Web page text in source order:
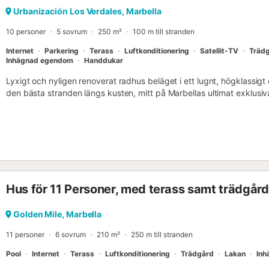
Urbanización Los Verdales, Marbella
10 personer 5 sovrum 250 m² 100 m till stranden
Internet Parkering Terass Luftkonditionering Satellit-TV
Inhägnad egendom
Handdukar
Lyxigt och nyligen renoverat radhus beläget i ett lugnt,
den bästa stranden längs kusten, mitt på Marbellas ultimat
stormarknader och några utmärkta restauranger finns inom
respekt för våra grannar är Casa Isa inte lämpligt för svensexor
planerar att anordna högljudda sammankomster. Vi ber alla
som anses vara den bästa i området. Huset ligger mitt på
personer och erbjuder lyxiga och välutrustade boenden och
mycket mer. Våra gäster kan njuta av bekväma sittplatser inomhus
på de olika terrasserna. Inget är förbjudet i Casa ...
Hus för 11 Personer, med terass samt
Golden Mile, Marbella
11 personer 6 sovrum 210 m² 250 m till stranden
Pool Internet Terass Luftkonditionering Trädgård Lakan